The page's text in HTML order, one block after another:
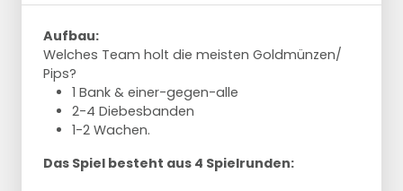
Aufbau:
Welches Team holt die meisten Goldmünzen/
Pips?
1 Bank & einer-gegen-alle
2-4 Diebesbanden
1-2 Wachen.
Das Spiel besteht aus 4 Spielrunden: